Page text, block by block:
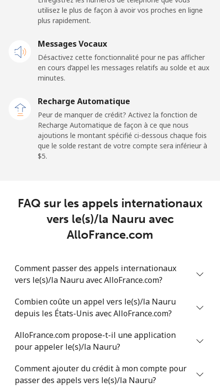
⁦48.9¢⁩ 10 min pour ⁦$5⁩ ⁦11¢⁩
⁦2.6¢⁩
192 min pour
⁦6.9¢⁩
Nicaragua
Ligne fixe ⁦19.5¢⁩ 25 min pour ⁦$5⁩ -
Niger
⁦53.9¢⁩ 9 min pour ⁦$5⁩
Nigeria
Ligne fixe ⁦21.5¢⁩ 23 min pour ⁦$5⁩
Niue
All country ⁦205.9¢⁩ 2 min pour ⁦$5⁩
utilisez le plus de façon à avoir vos proches en ligne
plus rapidement.
Messages Vocaux
Désactivez cette fonctionnalité pour ne pas afficher
en cours d’appel les messages relatifs au solde et aux
minutes.
Recharge Automatique
Peur de manquer de crédit? Activez la fonction de
Recharge Automatique de façon à ce que nous
ajoutions le montant spécifié ci-dessous chaque fois
que le solde restant de votre compte sera inférieur à
⁦$5⁩.
FAQ sur les appels internationaux
vers le(s)/la Nauru avec
AlloFrance.com
Comment passer des appels internationaux
vers le(s)/la Nauru avec AlloFrance.com?
Combien coûte un appel vers le(s)/la Nauru
depuis les États-Unis avec AlloFrance.com?
AlloFrance.com propose-t-il une application
pour appeler le(s)/la Nauru?
Comment ajouter du crédit à mon compte pour
passer des appels vers le(s)/la Nauru?